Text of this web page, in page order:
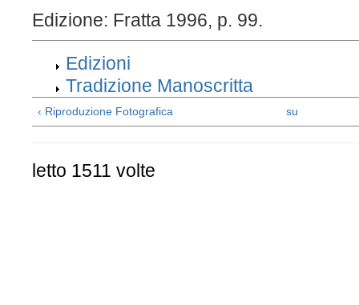
Edizione: Fratta 1996, p. 99.
Edizioni
Tradizione Manoscritta
‹ Riproduzione Fotografica su
letto 1511 volte